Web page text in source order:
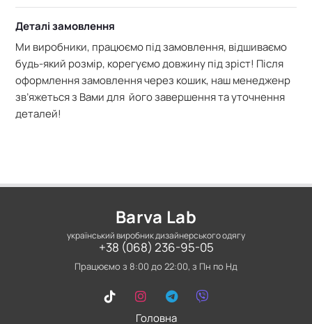
Деталі замовлення
Ми виробники, працюємо під замовлення, відшиваємо
будь-який розмір, корегуємо довжину під зріст! Після
оформлення замовлення через кошик, наш менедженр
зв’яжеться з Вами для його завершення та уточнення
деталей!
Barva Lab
український виробник дизайнерського одягу
Головна
+38 (068) 236-95-05
Працюємо з 8:00 до 22:00, з Пн по Нд